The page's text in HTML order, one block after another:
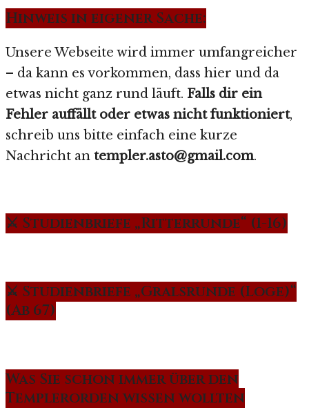
Hinweis in eigener Sache:
Unsere Webseite wird immer umfangreicher
– da kann es vorkommen, dass hier und da
etwas nicht ganz rund läuft. Falls dir ein
Fehler auffällt oder etwas nicht funktioniert,
schreib uns bitte einfach eine kurze
Nachricht an templer.asto@gmail.com.
⚔️ Studienbriefe „Ritterrunde“ (1-16)
⚔️ Studienbriefe „Gralsrunde (Loge)“
(Ab 67)
Was Sie schon immer über den
Templerorden wissen wollten